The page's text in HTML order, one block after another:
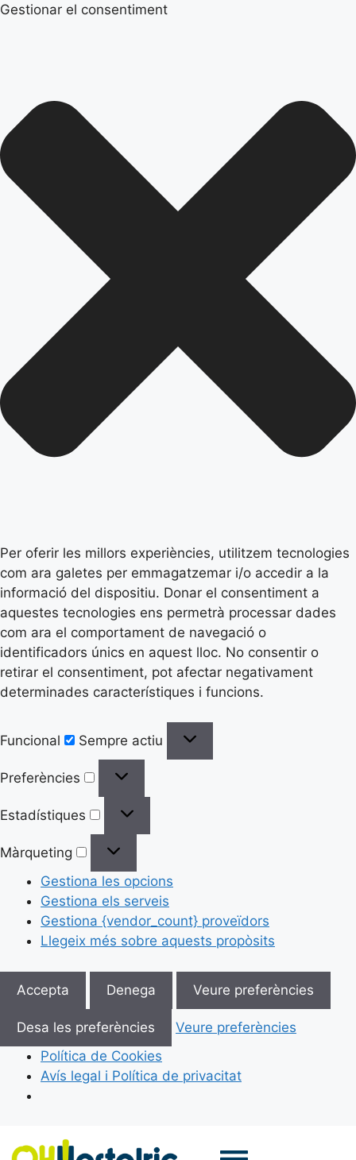
Gestionar el consentiment
Per oferir les millors experiències, utilitzem tecnologies
com ara galetes per emmagatzemar i/o accedir a la
informació del dispositiu. Donar el consentiment a
aquestes tecnologies ens permetrà processar dades
com ara el comportament de navegació o
identificadors únics en aquest lloc. No consentir o
retirar el consentiment, pot afectar negativament
determinades característiques i funcions.
Funcional Sempre actiu
Preferències
Estadístiques
Màrqueting
Gestiona les opcions
Gestiona els serveis
Gestiona {vendor_count} proveïdors
Llegeix més sobre aquests propòsits
Accepta Denega Veure preferències
Desa les preferències
Veure preferències
Política de Cookies
Avís legal i Política de privacitat